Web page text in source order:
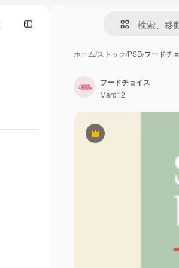
ホーム/ストック/PSD/フードチ
Premium
フードチョイス
Maro12